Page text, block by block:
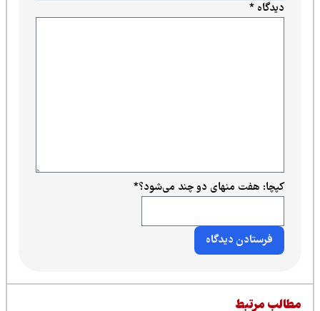
دیدگاه*
کپچا: هفت منهای دو چند می‌شود؟*
مرتبط